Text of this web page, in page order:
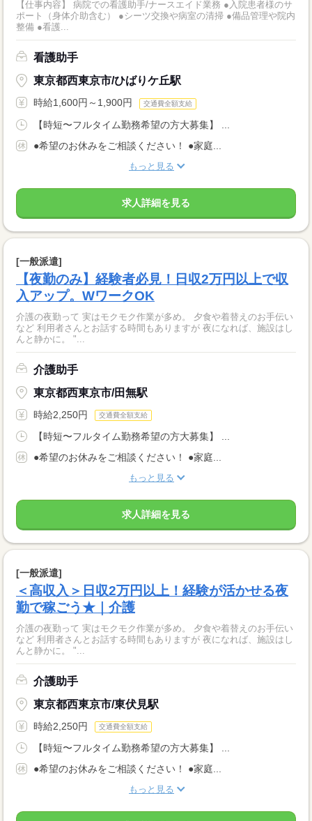
【仕事内容】 病院での看護助手/ナースエイド業務 ●入院患者様のサ
ポート（身体介助含む） ●シーツ交換や病室の清掃 ●備品管理や院内
整備 ●看護...
看護助手
東京都西東京市/ひばりケ丘駅
時給1,600円～1,900円 交通費全額支給
【時短〜フルタイム勤務希望の方大募集】 ...
●希望のお休みをご相談ください！ ●家庭...
もっと見る
求人詳細を見る
[一般派遣]
【夜勤のみ】経験者必見！日収2万円以上で収
入アップ。WワークOK
介護の夜勤って 実はモクモク作業が多め。 夕食や着替えのお手伝い
など 利用者さんとお話する時間もありますが 夜になれば、施設はし
んと静かに。 "...
介護助手
東京都西東京市/田無駅
時給2,250円 交通費全額支給
【時短〜フルタイム勤務希望の方大募集】 ...
●希望のお休みをご相談ください！ ●家庭...
もっと見る
求人詳細を見る
[一般派遣]
＜高収入＞日収2万円以上！経験が活かせる夜
勤で稼ごう★｜介護
介護の夜勤って 実はモクモク作業が多め。 夕食や着替えのお手伝い
など 利用者さんとお話する時間もありますが 夜になれば、施設はし
んと静かに。 "...
介護助手
東京都西東京市/東伏見駅
時給2,250円 交通費全額支給
【時短〜フルタイム勤務希望の方大募集】 ...
●希望のお休みをご相談ください！ ●家庭...
もっと見る